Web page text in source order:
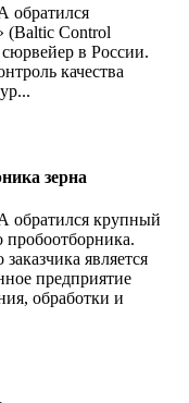
обратился
(Baltic Control
в России.
качества
зерна
крупный
пробоотборника.
является
предприятие
обработки и